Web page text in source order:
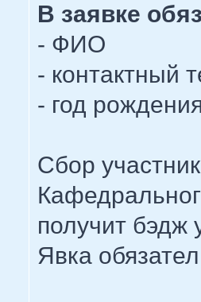
В заявке
- ФИО
- контактный
- год
Сбор
получит бэдж
Явка